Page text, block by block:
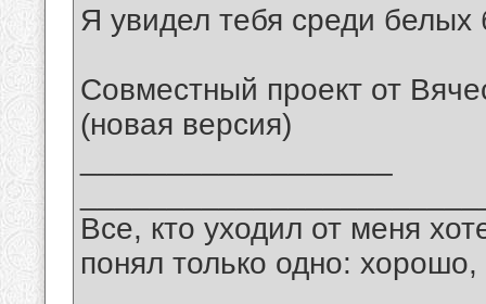
Я увидел тебя среди белых
Совместный проект от
(новая версия)
Все, кто уходил от меня
понял только одно: